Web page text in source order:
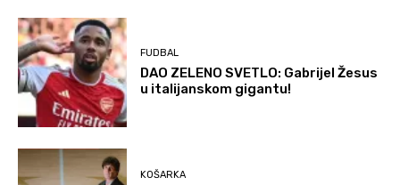
FUDBAL
DAO ZELENO SVETLO: Gabrijel Žesus
u italijanskom gigantu!
KOŠARKA